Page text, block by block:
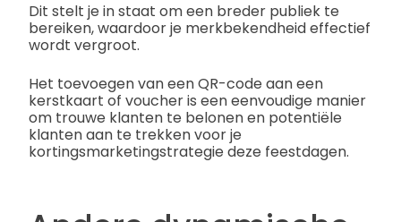
Dit stelt je in staat om een breder publiek te
bereiken, waardoor je merkbekendheid effectief
wordt vergroot.
Het toevoegen van een QR-code aan een
kerstkaart of voucher is een eenvoudige manier
om trouwe klanten te belonen en potentiële
klanten aan te trekken voor je
kortingsmarketingstrategie deze feestdagen.